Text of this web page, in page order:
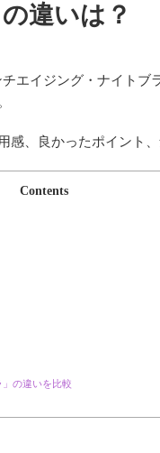
違いは？
エイジング・ナイトブ
感、良かったポイント
Contents
」の違いを比較